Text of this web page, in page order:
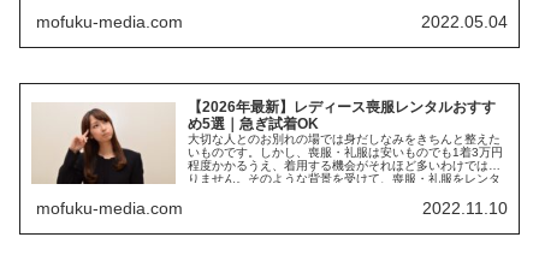
mofuku-media.com 2022.05.04
【2026年最新】レディース喪服レンタルおすす
め5選｜急ぎ試着OK
大切な人とのお別れの場では身だしなみをきちんと整えた
いものです。しかし、喪服・礼服は安いものでも1着3万円
程度かかるうえ、着用する機会がそれほど多いわけではあ
りません。そのような背景を受けて、喪服・礼服をレンタ
mofuku-media.com 2022.11.10